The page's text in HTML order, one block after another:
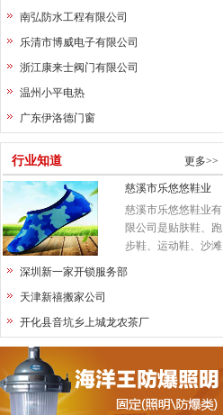
南弘防水工程有限公司
乐清市博威电子有限公司
浙江康来士阀门有限公司
温州小平电热
广东伊洛德门窗
行业知道 更多>>
慈溪市乐悠悠鞋业
慈溪市乐悠悠鞋业有
限公司是贴肤鞋、跑
步鞋、运动鞋、沙滩
理体系。乐悠悠鞋业
的诚信、实力和产品
可。欢迎各界朋友莅
临参观、指导和业务
洽谈。
深圳新一家开锁服务部
天津新禧搬家公司
开化县音坑乡上城龙农茶厂